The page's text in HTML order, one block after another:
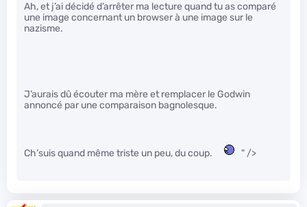
Ah, et j’ai décidé d’arrêter ma lecture quand tu as comparé
une image concernant un browser à une image sur le
nazisme.
J’aurais dû écouter ma mère et remplacer le Godwin
annoncé par une comparaison bagnolesque.
Ch’suis quand même triste un peu, du coup. " />